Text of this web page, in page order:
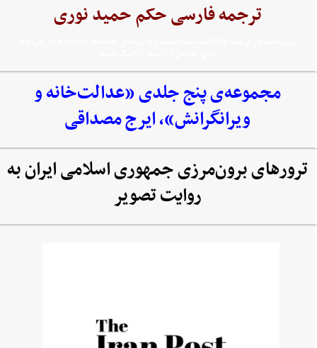
ترجمه فارسی حکم حمید نوری
مجموعه‌‌ی پنج جلدی «عدالت‌خانه و
ویرانگرانش»، ایرج مصداقی
ترورهای برون‌مرزی جمهوری اسلامی ایران به
روایت تصویر